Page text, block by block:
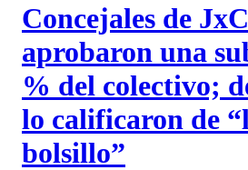
Concejales de
aprobaron una
% del colectivo;
lo calificaron de
bolsillo”